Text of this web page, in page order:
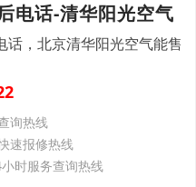
电话-清华阳光空气
，北京清华阳光空气能售
询热线
速报修热线
时服务查询热线